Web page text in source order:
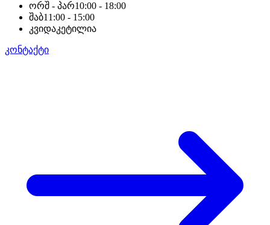
ორშ - პარ10:00 - 18:00
შაბ11:00 - 15:00
კვიდაკეტილია
კონტაქტი